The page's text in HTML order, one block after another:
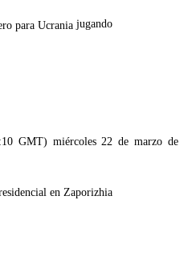
jugando
GMT) miércoles 22 de marzo de